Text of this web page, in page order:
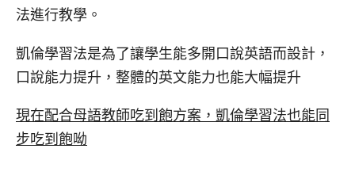
法進行教學。
凱倫學習法是為了讓學生能多開口說英語而設計，
口說能力提升，整體的英文能力也能大幅提升
現在配合母語教師吃到飽方案，凱倫學習法也能同
步吃到飽呦